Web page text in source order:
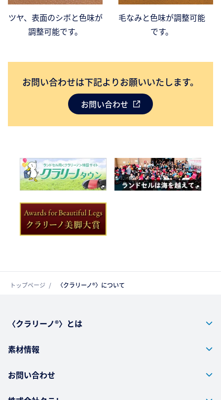
ツヤ、表面のシボと色味が
調整可能です。
毛なみと色味が調整可能
です。
お問い合わせは下記よりお願いいたします。
お問い合わせ
トップページ 〈クラリーノ®〉について
〈クラリーノ®〉とは
素材情報
お問い合わせ